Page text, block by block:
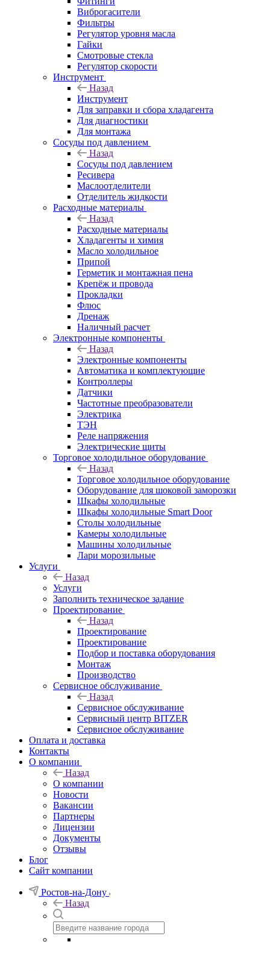
Виброгасители
Фильтры
Регулятор уровня масла
Гайки
Смотровые стекла
Регулятор скорости
Инструмент
Назад
Инструмент
Для заправки и сбора хладагента
Для диагностики
Для монтажа
Сосуды под давлением
Назад
Сосуды под давлением
Ресивера
Маслоотделители
Отделитель жидкости
Расходные материалы
Назад
Расходные материалы
Хладагенты и химия
Масло холодильное
Припой
Герметик и монтажная пена
Крепёж и провода
Прокладки
Флюс
Дренаж
Наличный расчет
Электронные компоненты
Назад
Электронные компоненты
Автоматика и комплектующие
Контроллеры
Датчики
Частотные преобразователи
Электрика
ТЭН
Реле напряжения
Электрические щиты
Торговое холодильное оборудование
Назад
Торговое холодильное оборудование
Оборудование для шоковой заморозки
Шкафы холодильные
Шкафы холодильные Smart Door
Столы холодильные
Камеры холодильные
Машины холодильные
Лари морозильные
Услуги
Назад
Услуги
Заполнить техническое задание
Проектирование
Назад
Проектирование
Проектирование
Подбор и поставка оборудования
Монтаж
Производство
Сервисное обслуживание
Назад
Сервисное обслуживание
Сервисный центр BITZER
Сервисное обслуживание
Оплата и доставка
Контакты
О компании
Назад
О компании
Новости
Вакансии
Партнеры
Лицензии
Документы
Отзывы
Блог
Сайт компании
Ростов-на-Дону
Назад